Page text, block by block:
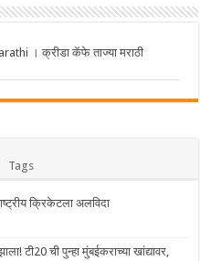
। क्रीडा कॅफे ताज्या मराठी
Tags
क्रिकेटला अलविदा
टी20 ची पुन्हा मुंबईकराच्या खांद्यावर,